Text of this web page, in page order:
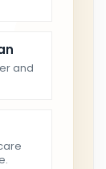
and